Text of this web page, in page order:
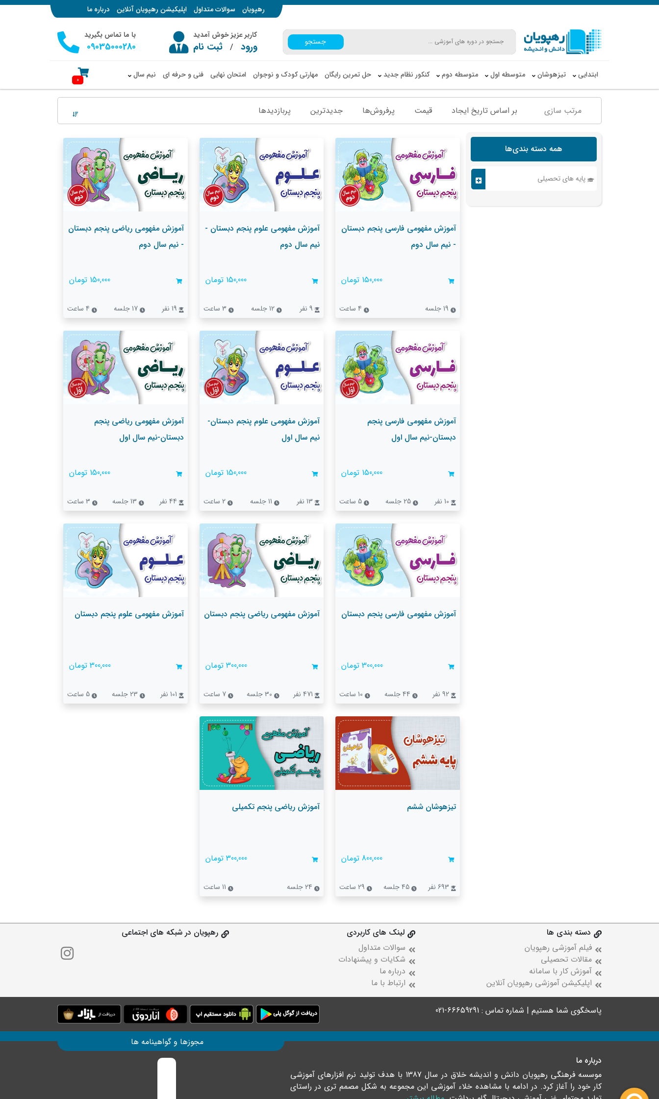
رهپویان سوالات متداول اپلیکیشن رهپویان آنلاین درباره ما
جستجو
کاربر عزیز خوش آمدید
ورود /ثبت نام
با ما تماس بگیرید
09035000280
ابتدایی تیزهوشان متوسطه اول متوسطه دوم کنکور نظام جدید حل تمرین رایگان مهارتی کودک و نوجوان امتحان نهایی فنی و حرفه ای نیم سال 0
مرتب سازی بر اساس تاریخ ایجاد قیمت پرفروش‌ها جدیدترین پربازدید‌ها
همه دسته بندی‌ها
پایه های تحصیلی
آموزش مفهومی فارسی پنجم دبستان
- نیم سال دوم
150,000 تومان
4 ساعت
آموزش مفهومی علوم پنجم دبستان -
نیم سال دوم
150,000 تومان
9 نفر 12 جلسه
آموزش مفهومی ریاضی پنجم دبستان
- نیم سال دوم
150,000 تومان
17 جلسه 4 ساعت
آموزش مفهومی فارسی پنجم
دبستان-نیم سال اول
150,000 تومان
25 جلسه 5 ساعت
آموزش مفهومی علوم پنجم دبستان-
نیم سال اول
150,000 تومان
13 نفر 2 ساعت
آموزش مفهومی ریاضی پنجم
دبستان-نیم سال اول
150,000 تومان
13 جلسه 3 ساعت
آموزش مفهومی فارسی پنجم دبستان
300,000 تومان
92 نفر 44 جلسه 10 ساعت
آموزش مفهومی ریاضی پنجم دبستان
300,000 تومان
471 نفر 30 جلسه 7 ساعت
آموزش مفهومی علوم پنجم دبستان
300,000 تومان
23 جلسه 5 ساعت
تیزهوشان ششم
800,000 تومان
45 جلسه 29 ساعت
آموزش ریاضی پنجم تکمیلی
300,000 تومان
24 جلسه
دسته بندی ها
فیلم آموزشی رهپویان
مقالات تحصیلی
آموزش کار با سامانه
اپلیکیشن آموزشی رهپویان آنلاین
لینک های کاربردی
سوالات متداول
شکایات و پیشنهادات
درباره ما
ارتباط با ما
رهپویان در شبکه های اجتماعی
پاسخگوی شما هستیم | شماره تماس : 66659291-021
مجوزها و گواهینامه ها
درباره ما
موسسه فرهنگی رهپویان دانش و اندیشه خلاق در سال 1387 با هدف تولید نرم افزارهای آموزشی
کار خود را آغاز کرد. در ادامه با مشاهده خلاء آموزشی این مجموعه به شکل مصمم تری در راستای